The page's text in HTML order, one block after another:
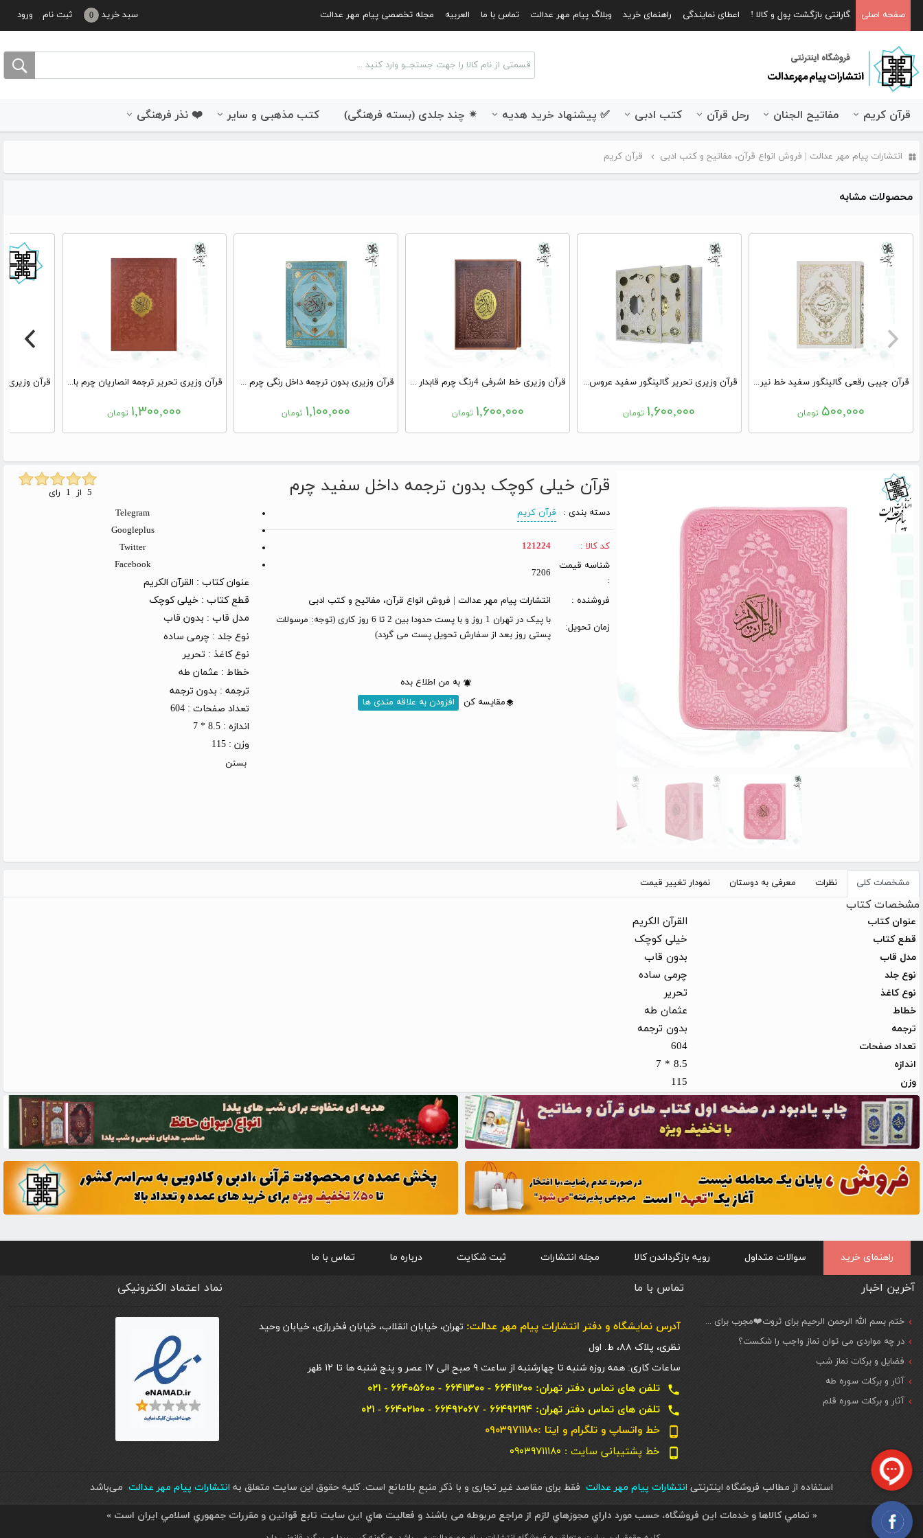
ورود ثبت نام سبد خرید 0 صفحه اصلی گارانتی بازگشت پول و کالا ! اعطای نمایندگی راهنمای خرید وبلاگ پیام مهر عدالت تماس با ما العربیه مجله تخصصی پیام مهر عدالت
قرآن کریم مفاتیح الجنان رحل قرآن کتب ادبی ✅ پیشنهاد خرید هدیه ✴ چند جلدی (بسته فرهنگی) کتب مذهبی و سایر ❤️ نذر فرهنگی
انتشارات پیام مهر عدالت | فروش انواع قرآن، مفاتیح و کتب ادبی قرآن کریم
محصولات مشابه
قرآن جیبی رقعی گالینگور سفید خط نیریزی بدون قاب
۵۰۰,۰۰۰ تومان
قرآن وزیری تحریر گالینگور سفید عروس قابدار کشویی برشی با پلاک رویداد
۱,۶۰۰,۰۰۰ تومان
قرآن وزیری خط اشرفی 4رنگ چرم قابدار کشویی با پلاک نفیس
۱,۶۰۰,۰۰۰ تومان
قرآن وزیری بدون ترجمه داخل رنگی چرم طرح لوزی بدون قاب
۱,۱۰۰,۰۰۰ تومان
قرآن وزیری تحریر ترجمه انصاریان چرم با پلاک بدون قاب
۱,۳۰۰,۰۰۰ تومان
قرآن خیلی کوچک بدون ترجمه داخل سفید چرم
دسته بندی :
قرآن کریم
کد کالا :
121224
شناسه قیمت
:
7206
فروشنده : انتشارات پیام مهر عدالت | فروش انواع قرآن، مفاتیح و کتب ادبی
زمان تحویل:
با پیک در تهران 1 روز و با پست حدودا بین 2 تا 6 روز کاری (توجه: مرسولات
پستی روز بعد از سفارش تحویل پست می گردد)
به من اطلاع بده
مقایسه کن
افزودن به علاقه مندی ها
Telegram
Googleplus
Twitter
Facebook
عنوان کتاب : القرآن الکریم
قطع کتاب :خیلی کوچک
مدل قاب : بدون قاب
نوع جلد :چرمی ساده
نوع کاغذ : تحریر
خطاط : عثمان طه
ترجمه : بدون ترجمه
تعداد صفحات :604
اندازه :8.5 * 7
وزن :115
بستن
مشخصات کلی نظرات معرفی به دوستان نمودار تغییر قیمت
مشخصات کتاب
عنوان کتاب القرآن الکریم
قطع کتاب خیلی کوچک
مدل قاب بدون قاب
نوع جلد چرمی ساده
نوع کاغذ تحریر
خطاط عثمان طه
ترجمه بدون ترجمه
تعداد صفحات 604
اندازه 8.5 * 7
وزن 115
راهنمای خرید سوالات متداول رویه بازگرداندن کالا مجله انتشارات ثبت شکایت درباره ما تماس با ما
آخرین اخبار
ختم بسم الله الرحمن الرحیم برای ثروت❤️مجرب برای حاجات مهم و فوری
در چه مواردی می توان نماز واجب را شکست؟
فضایل و برکات نماز شب
آثار و برکات سوره طه
آثار و برکات سوره قلم
تماس با ما
آدرس نمایشگاه و دفتر انتشارات پيام مهر عدالت: تهران، خیابان انقلاب، خیابان فخررازی، خیابان وحید
نظری، پلاک ۸۸، ط. اول
ساعات کاری: همه روزه شنبه تا چهارشنبه از ساعت ۹ صبح الی ۱۷ عصر و پنج شنبه ها تا ۱۲ ظهر
local_phone تلفن های تماس دفتر تهران: ۶۶۴۱۱۲۰۰ - ۶۶۴۱۱۳۰۰ - ۶۶۴۰۵۶۰۰ - ۰۲۱
local_phone تلفن های تماس دفتر تهران: ۶۶۴۹۲۱۹۴ - ۶۶۴۹۲۰۶۷ - ۶۶۴۰۲۱۰۰ - ۰۲۱
phone_android خط واتساپ و تلگرام و ایتا :۰۹۰۳۹۷۱۱۱۸۰
phone_android خط پشتیبانی سایت : ۰۹۰۳۹۷۱۱۱۸۰
نماد اعتماد الکترونیکی
استفاده از مطالب فروشگاه اینترنتی انتشارات پیام مهر عدالت فقط برای مقاصد غیر تجاری و با ذکر منبع بلامانع است. کليه حقوق اين سايت متعلق به انتشارات پیام مهر عدالت می‌باشد
« تمامي كالاها و خدمات اين فروشگاه، حسب مورد داراي مجوزهاي لازم از مراجع مربوطه می باشند و فعاليت هاي اين سايت تابع قوانين و مقررات جمهوري اسلامي ايران است »